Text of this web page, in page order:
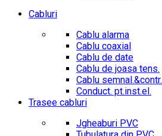
Cabluri
Cablu alarma
Cablu coaxial
Cablu de date
Cablu de joasa tens.
Cablu semnal.&contr.
Conduct. pt.inst.el.
Trasee cabluri
Jgheaburi PVC